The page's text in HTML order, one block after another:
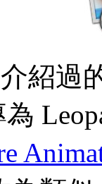
紹過
為